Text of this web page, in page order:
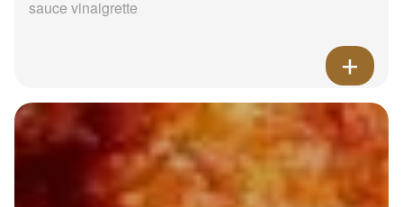
sauce vinaigrette